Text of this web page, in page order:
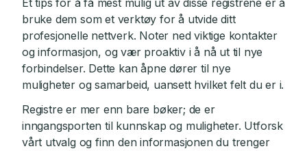
Et tips for å få mest mulig ut av disse registrene er å
bruke dem som et verktøy for å utvide ditt
profesjonelle nettverk. Noter ned viktige kontakter
og informasjon, og vær proaktiv i å nå ut til nye
forbindelser. Dette kan åpne dører til nye
muligheter og samarbeid, uansett hvilket felt du er i.
Registre er mer enn bare bøker; de er
inngangsporten til kunnskap og muligheter. Utforsk
vårt utvalg og finn den informasjonen du trenger